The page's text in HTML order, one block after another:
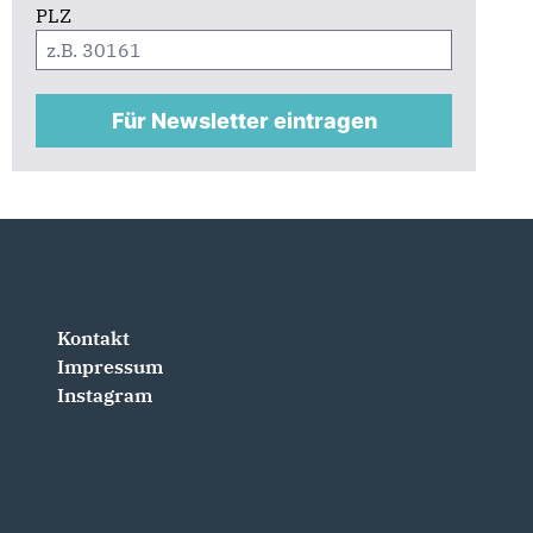
PLZ
Für Newsletter eintragen
Kontakt
Impressum
Instagram